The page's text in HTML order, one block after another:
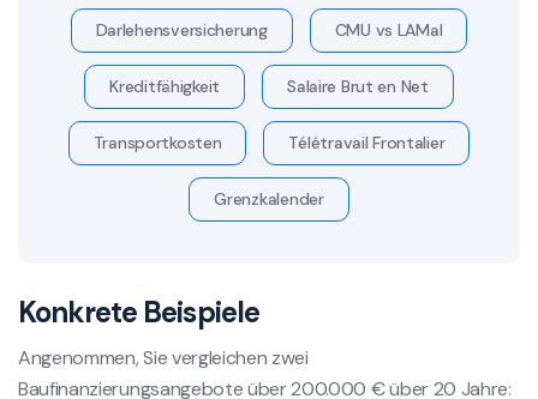
Darlehensversicherung CMU vs LAMal
Kreditfähigkeit Salaire Brut en Net
Transportkosten Télétravail Frontalier
Grenzkalender
Konkrete Beispiele
Angenommen, Sie vergleichen zwei
Baufinanzierungsangebote über 200.000 € über 20 Jahre: